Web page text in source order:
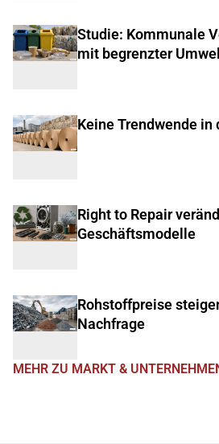
Studie: Kommunale
mit begrenzter
Keine Trendwende
Right to Repair
Geschäftsmodelle
Rohstoffpreise
Nachfrage
MEHR ZU MARKT &